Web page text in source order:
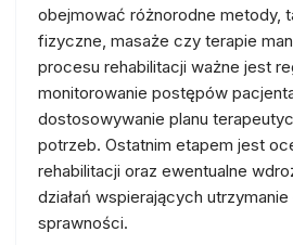
obejmować różnorodne metody,
fizyczne, masaże czy terapie
procesu rehabilitacji ważne jest
monitorowanie postępów
dostosowywanie planu
potrzeb. Ostatnim etapem jest
rehabilitacji oraz ewentualne
działań wspierających
sprawności.